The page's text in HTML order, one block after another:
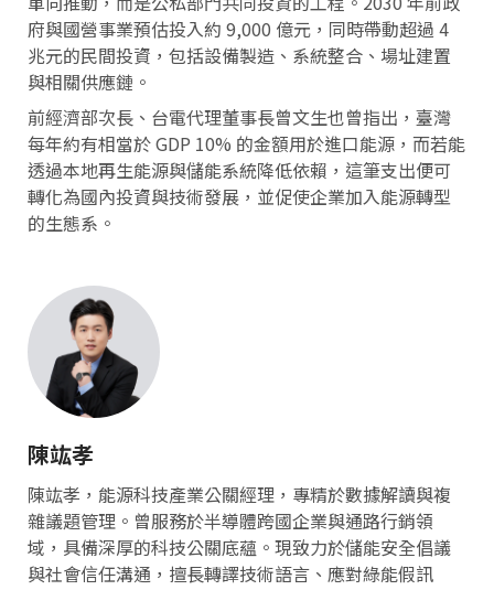
府與國營事業預估投入約 9,000 億元，同時帶動超過 4
兆元的民間投資，包括設備製造、系統整合、場址建置
與相關供應鏈。
前經濟部次長、台電代理董事長曾文生也曾指出，臺灣
每年約有相當於 GDP 10% 的金額用於進口能源，而若能
透過本地再生能源與儲能系統降低依賴，這筆支出便可
轉化為國內投資與技術發展，並促使企業加入能源轉型
的生態系。
陳竑孝
陳竑孝，能源科技產業公關經理，專精於數據解讀與複
雜議題管理。曾服務於半導體跨國企業與通路行銷領
域，具備深厚的科技公關底蘊。現致力於儲能安全倡議
與社會信任溝通，擅長轉譯技術語言、應對綠能假訊